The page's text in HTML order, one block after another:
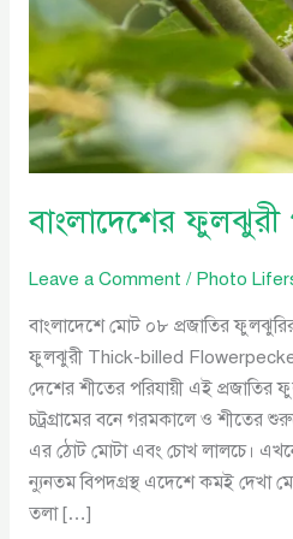
বাংলাদেশের ফুলঝুরী
Leave a Comment / Photo
বাংলাদেশে মোট ০৮ প্রজাতির
ফুলঝুরী Thick-billed
দেশের শীতের পরিযায়ী এই প্রজাতির
চট্রগ্রামের বনে গরমকালে ও শীতের
এর ঠোট মোটা এবং চোখ লালচে।
ন্যুনতম বিপদগ্রস্থ এদেশে কমই দেখা
তলা […]